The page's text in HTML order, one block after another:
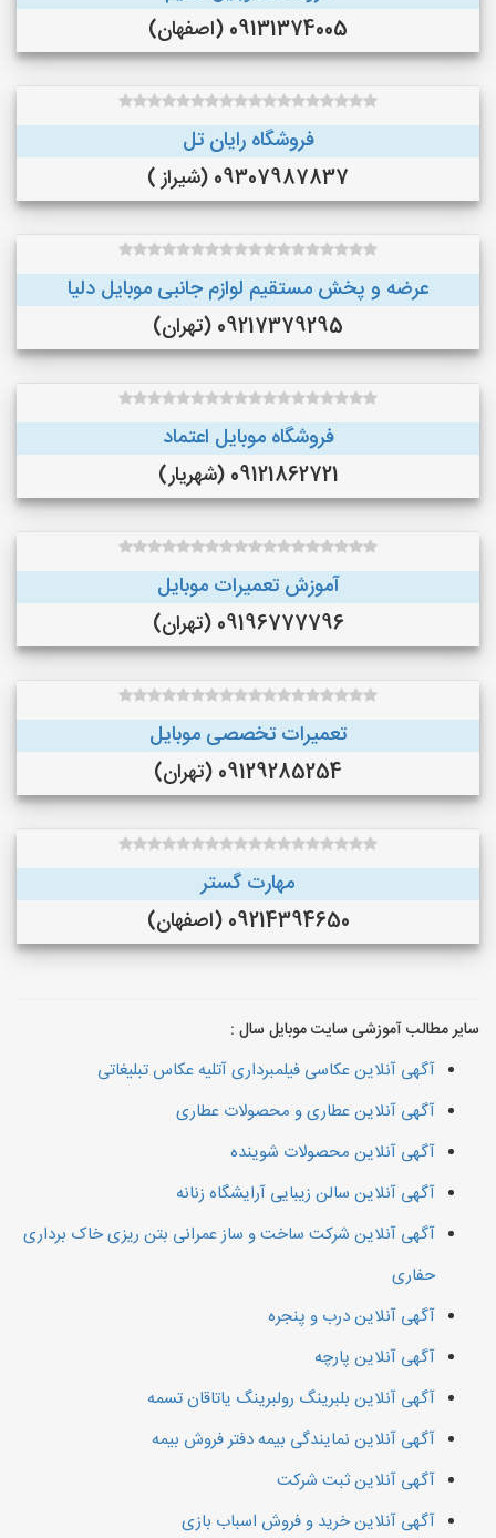
09131374005 (اصفهان)
فروشگاه رایان تل
09307987837 (شیراز )
عرضه و پخش مستقيم لوازم جانبى موبايل دليا
09217379295 (تهران)
فروشگاه موبایل اعتماد
09121862721 (شهریار)
آموزش تعمیرات موبایل
09196777796 (تهران)
تعمیرات تخصصی موبایل
09129285254 (تهران)
مهارت گستر
09214394650 (اصفهان)
سایر مطالب آموزشی سایت موبایل سال :
آگهی آنلاین عکاسی فیلمبرداری آتلیه عکاس تبلیغاتی
آگهی آنلاین عطاری و محصولات عطاری
آگهی آنلاین محصولات شوینده
آگهی آنلاین سالن زیبایی آرایشگاه زنانه
آگهی آنلاین شرکت ساخت و ساز عمرانی بتن ریزی خاک برداری
حفاری
آگهی آنلاین درب و پنجره
آگهی آنلاین پارچه
آگهی آنلاین بلبرینگ رولبرینگ یاتاقان تسمه
آگهی آنلاین نمایندگی بیمه دفتر فروش بیمه
آگهی آنلاین ثبت شرکت
آگهی آنلاین خرید و فروش اسباب بازی